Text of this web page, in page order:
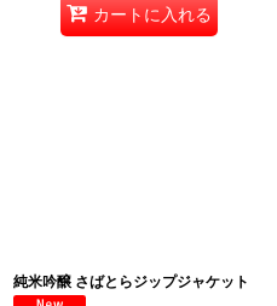
カートに入れる
純米吟醸 さばとらジップジャケット